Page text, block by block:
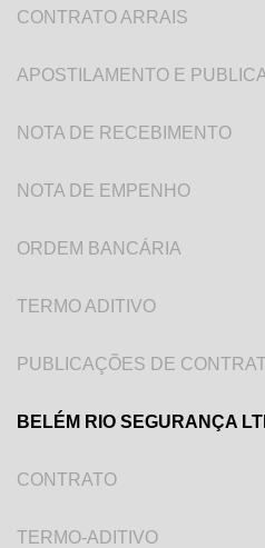
CONTRATO ARRAIS
APOSTILAMENTO E
NOTA DE RECEBIMENTO
NOTA DE EMPENHO
ORDEM BANCÁRIA
TERMO ADITIVO
PUBLICAÇÕES DE
BELÉM RIO SEGURANÇA
CONTRATO
TERMO-ADITIVO